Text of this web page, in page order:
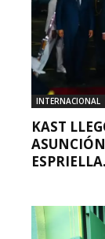
INTERNACIONAL
KAST